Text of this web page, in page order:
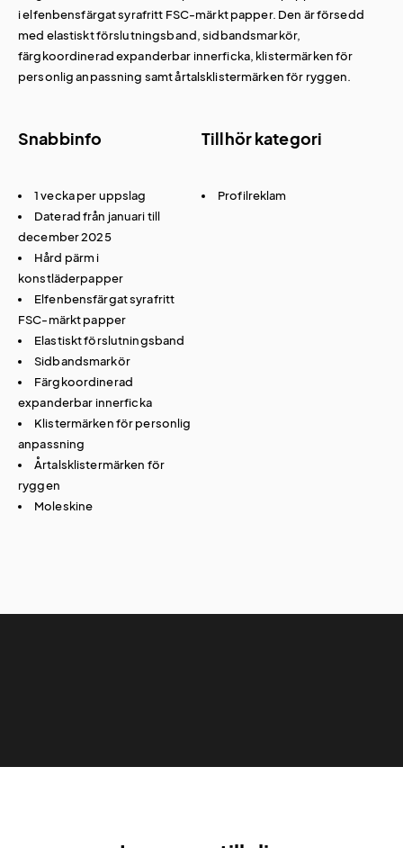
i elfenbensfärgat syrafritt FSC-märkt papper. Den är försedd
med elastiskt förslutningsband, sidbandsmarkör,
färgkoordinerad expanderbar innerficka, klistermärken för
personlig anpassning samt årtalsklistermärken för ryggen.
Snabbinfo
1 vecka per uppslag
Daterad från januari till
december 2025
Hård pärm i
konstläderpapper
Elfenbensfärgat syrafritt
FSC-märkt papper
Elastiskt förslutningsband
Sidbandsmarkör
Färgkoordinerad
expanderbar innerficka
Klistermärken för personlig
anpassning
Årtalsklistermärken för
ryggen
Moleskine
Tillhör kategori
Profilreklam